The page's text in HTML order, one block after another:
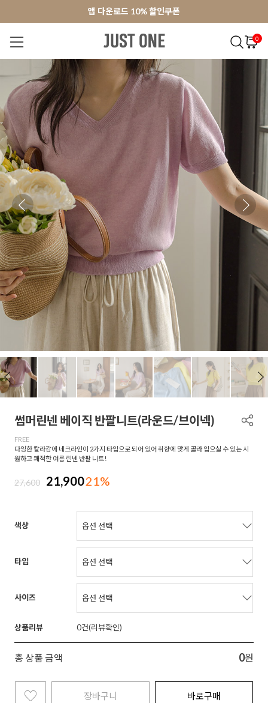
앱 다운로드 10% 할인쿠폰
회원가입 쿠폰 3000원
앱 다운로드 10% 할인쿠폰
회원가입 쿠폰 3000원
0
BEST MADE . J
썸머린넨 베이직 반팔니트(라운드/브이넥)
FREE
다양한 칼라감에 네크라인이 2가지 타입으로 되어 있어 취향에 맞게 골라 입으실 수 있는 시
원하고 쾌적한 여름 린넨 반팔 니트!
27,600 21,90021%
색상
타입
사이즈
상품리뷰 0
총 상품 금액 0원
장바구니 바로구매